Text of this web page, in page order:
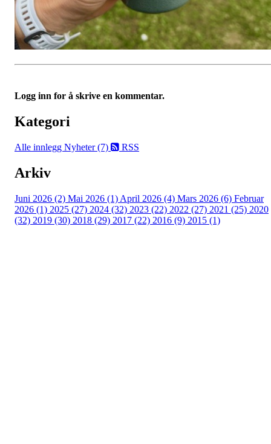
Logg inn for å skrive en kommentar.
Kategori
Alle innlegg Nyheter (7) RSS
Arkiv
Juni 2026 (2) Mai 2026 (1) April 2026 (4) Mars 2026 (6) Februar
2026 (1) 2025 (27) 2024 (32) 2023 (22) 2022 (27) 2021 (25) 2020
(32) 2019 (30) 2018 (29) 2017 (22) 2016 (9) 2015 (1)